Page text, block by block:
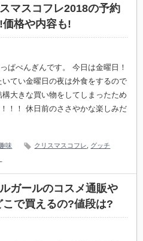
マスコフレ2018の予約
格や内容も!
ぱぺんぎんです。 今日は金曜日！
いてい金曜日の夜は外食をするので
大きな買い物をしてしまったため
！！ 休日前のささやかな楽しみだ
味 クリスマスコフレ
グッチ
ガールのコスメ通販や
で買えるの?値段は?